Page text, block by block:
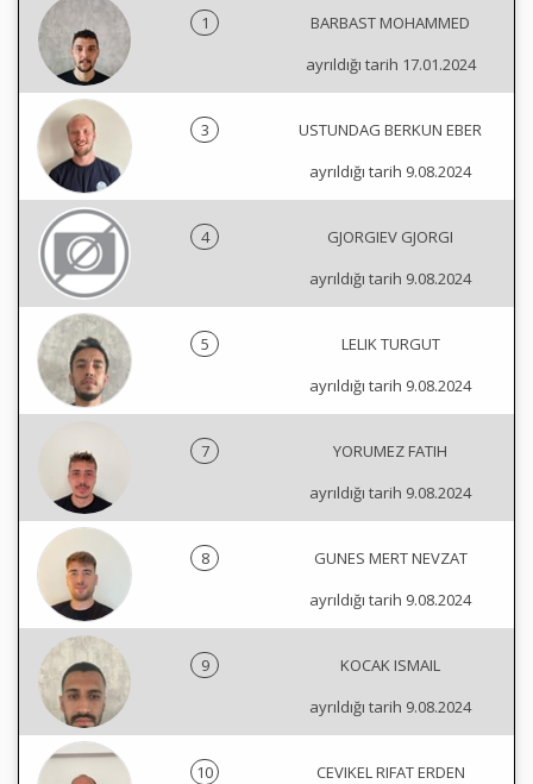
1
BARBAST MOHAMMED
ayrıldığı tarih 17.01.2024
3
USTUNDAG BERKUN EBER
ayrıldığı tarih 9.08.2024
4
GJORGIEV GJORGI
ayrıldığı tarih 9.08.2024
5
LELIK TURGUT
ayrıldığı tarih 9.08.2024
7
YORUMEZ FATIH
ayrıldığı tarih 9.08.2024
8
GUNES MERT NEVZAT
ayrıldığı tarih 9.08.2024
9
KOCAK ISMAIL
ayrıldığı tarih 9.08.2024
10
CEVIKEL RIFAT ERDEN